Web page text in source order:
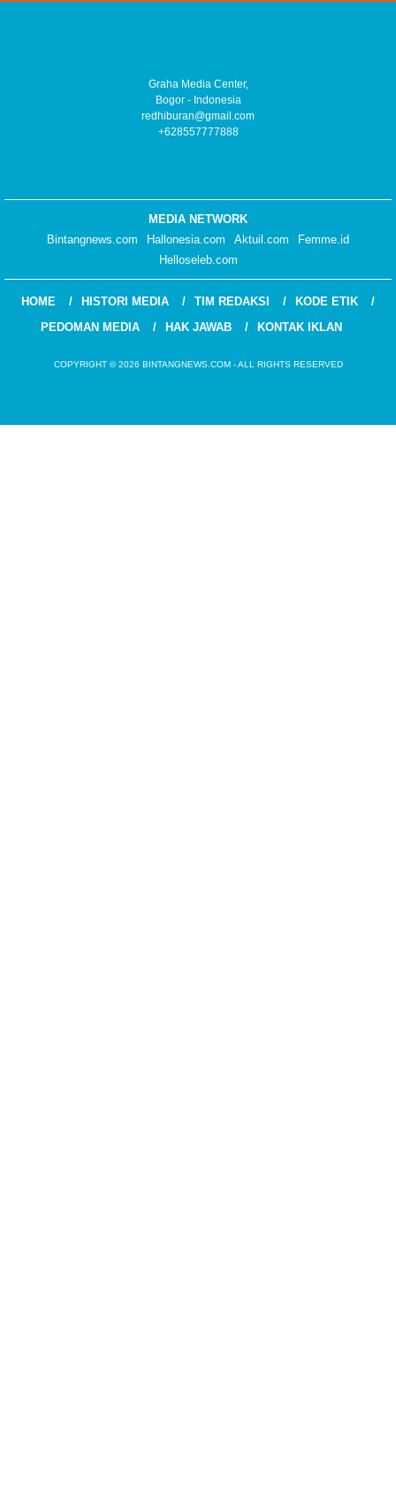
Graha Media Center,
Bogor - Indonesia
redhiburan@gmail.com
+628557777888
MEDIA NETWORK
Bintangnews.com
Hallonesia.com Aktuil.com
Femme.id
Helloseleb.com
HOME HISTORI MEDIA TIM REDAKSI
KODE ETIK
PEDOMAN MEDIA
HAK JAWAB KONTAK IKLAN
COPYRIGHT © 2026 BINTANGNEWS.COM - ALL RIGHTS RESERVED